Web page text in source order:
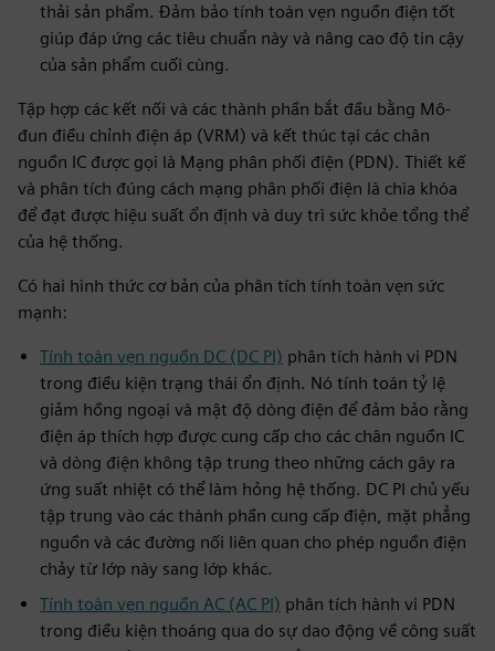
thải sản phẩm. Đảm bảo tính toàn vẹn nguồn điện tốt
giúp đáp ứng các tiêu chuẩn này và nâng cao độ tin cậy
của sản phẩm cuối cùng.
Tập hợp các kết nối và các thành phần bắt đầu bằng Mô-
đun điều chỉnh điện áp (VRM) và kết thúc tại các chân
nguồn IC được gọi là Mạng phân phối điện (PDN). Thiết kế
và phân tích đúng cách mạng phân phối điện là chìa khóa
để đạt được hiệu suất ổn định và duy trì sức khỏe tổng thể
của hệ thống.
Có hai hình thức cơ bản của phân tích tính toàn vẹn sức
mạnh:
Tính toàn vẹn nguồn DC (DC PI) phân tích hành vi PDN
trong điều kiện trạng thái ổn định. Nó tính toán tỷ lệ
giảm hồng ngoại và mật độ dòng điện để đảm bảo rằng
điện áp thích hợp được cung cấp cho các chân nguồn IC
và dòng điện không tập trung theo những cách gây ra
ứng suất nhiệt có thể làm hỏng hệ thống. DC PI chủ yếu
tập trung vào các thành phần cung cấp điện, mặt phẳng
nguồn và các đường nối liên quan cho phép nguồn điện
chảy từ lớp này sang lớp khác.
Tính toàn vẹn nguồn AC (AC PI) phân tích hành vi PDN
trong điều kiện thoáng qua do sự dao động về công suất